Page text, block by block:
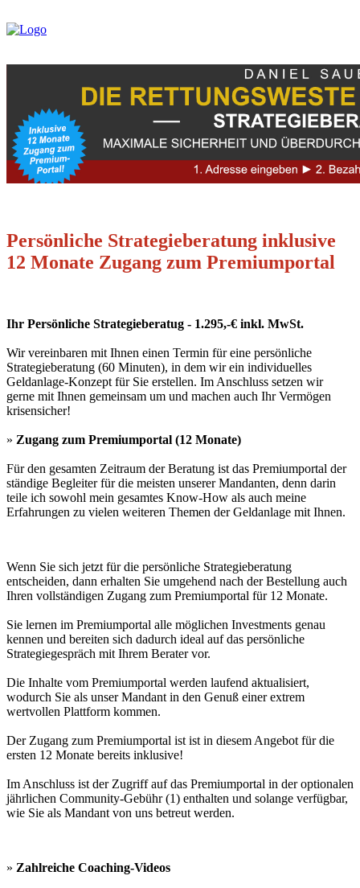
Persönliche Strategieberatung inklusive
12 Monate Zugang zum Premiumportal
Ihr Persönliche Strategieberatug - 1.295,-€ inkl. MwSt.
Wir vereinbaren mit Ihnen einen Termin für eine persönliche
Strategieberatung (60 Minuten), in dem wir ein individuelles
Geldanlage-Konzept für Sie erstellen. Im Anschluss setzen wir
gerne mit Ihnen gemeinsam um und machen auch Ihr Vermögen
krisensicher!
» Zugang zum Premiumportal (12 Monate)
Für den gesamten Zeitraum der Beratung ist das Premiumportal der
ständige Begleiter für die meisten unserer Mandanten, denn darin
teile ich sowohl mein gesamtes Know-How als auch meine
Erfahrungen zu vielen weiteren Themen der Geldanlage mit Ihnen.
Wenn Sie sich jetzt für die persönliche Strategieberatung
entscheiden, dann erhalten Sie umgehend nach der Bestellung auch
Ihren vollständigen Zugang zum Premiumportal für 12 Monate.
Sie lernen im Premiumportal alle möglichen Investments genau
kennen und bereiten sich dadurch ideal auf das persönliche
Strategiegespräch mit Ihrem Berater vor.
Die Inhalte vom Premiumportal werden laufend aktualisiert,
wodurch Sie als unser Mandant in den Genuß einer extrem
wertvollen Plattform kommen.
Der Zugang zum Premiumportal ist ist in diesem Angebot für die
ersten 12 Monate bereits inklusive!
Im Anschluss ist der Zugriff auf das Premiumportal in der optionalen
jährlichen Community-Gebühr (1) enthalten und solange verfügbar,
wie Sie als Mandant von uns betreut werden.
» Zahlreiche Coaching-Videos